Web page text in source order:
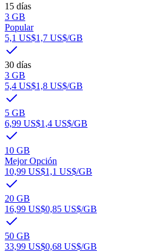
15 días
3 GB
Popular
5,1 US$1,7 US$/GB
30 días
3 GB
5,4 US$1,8 US$/GB
5 GB
6,99 US$1,4 US$/GB
10 GB
Mejor Opción
10,99 US$1,1 US$/GB
20 GB
16,99 US$0,85 US$/GB
50 GB
33,99 US$0,68 US$/GB